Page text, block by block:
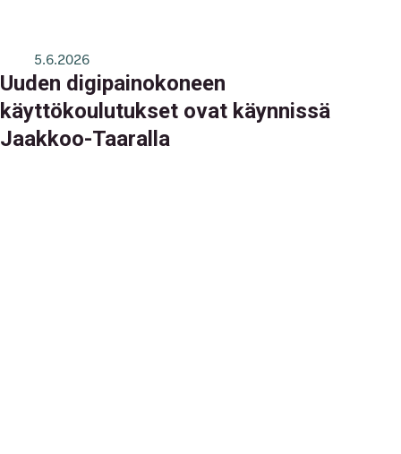
5.6.2026
Uuden digipainokoneen
käyttökoulutukset ovat käynnissä
Jaakkoo-Taaralla